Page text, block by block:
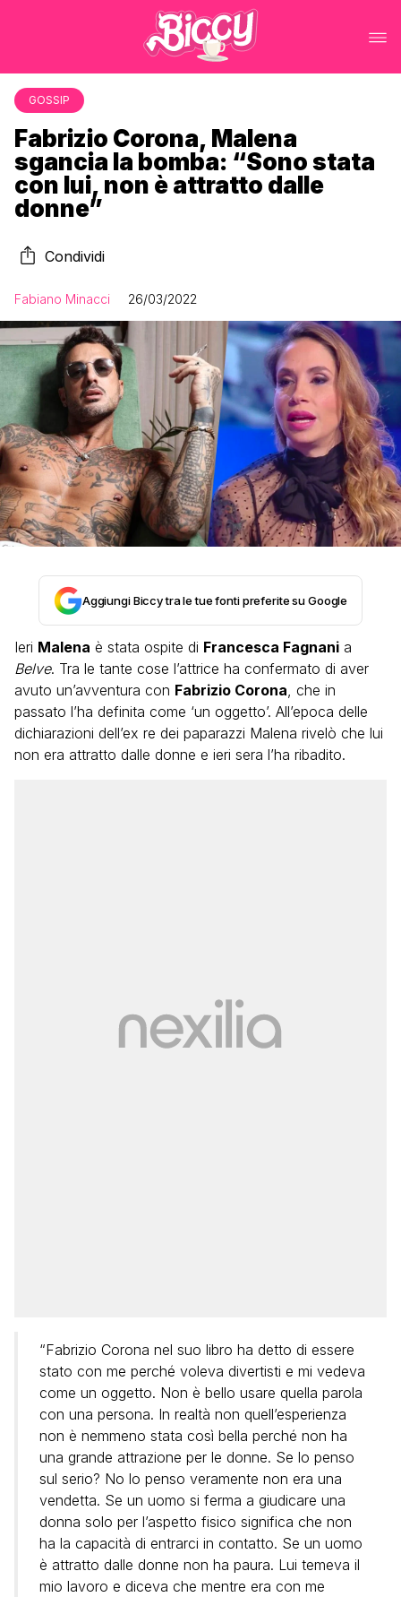
GOSSIP
Fabrizio Corona, Malena
sgancia la bomba: “Sono stata
con lui, non è attratto dalle
donne”
Condividi
Fabiano Minacci 26/03/2022
Aggiungi Biccy tra le tue fonti preferite su Google
Ieri Malena è stata ospite di Francesca Fagnani a
Belve. Tra le tante cose l’attrice ha confermato di aver
avuto un’avventura con Fabrizio Corona, che in
passato l’ha definita come ‘un oggetto’. All’epoca delle
dichiarazioni dell’ex re dei paparazzi Malena rivelò che lui
non era attratto dalle donne e ieri sera l’ha ribadito.
“Fabrizio Corona nel suo libro ha detto di essere
stato con me perché voleva divertisti e mi vedeva
come un oggetto. Non è bello usare quella parola
con una persona. In realtà non quell’esperienza
non è nemmeno stata così bella perché non ha
una grande attrazione per le donne. Se lo penso
sul serio? No lo penso veramente non era una
vendetta. Se un uomo si ferma a giudicare una
donna solo per l’aspetto fisico significa che non
ha la capacità di entrarci in contatto. Se un uomo
è attratto dalle donne non ha paura. Lui temeva il
mio lavoro e diceva che mentre era con me